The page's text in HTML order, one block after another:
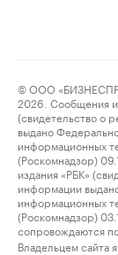
© ООО
2026. Сообщения и
(свидетельство о
выдано
информационных
(Роскомнадзор)
издания «РБК»
информации
информационных
(Роскомнадзор)
сопровождаются
Владельцем сайта